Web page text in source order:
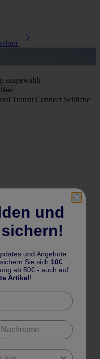
ausgewählt
Transit Connect Seitliche
und
und Angebote
Sie sich 10€
ab 50€ - auch auf
Artikel!